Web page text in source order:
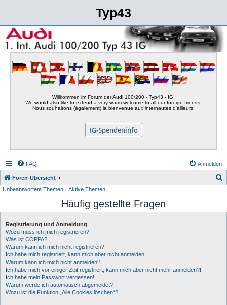
Typ43
Willkommen im Forum der Audi 100/200 - Typ43 - IG!
We would also like to extend a very warm welcome to all our foreign friends!
Nous souhaitons (également) la bienvenue aux internautes d'ailleurs.
IG-Spendeninfo
FAQ Anmelden
Foren-Übersicht
h
Unbeantwortete Themen Aktive Themen
Häufig gestellte Fragen
Registrierung und Anmeldung
Wozu muss ich mich registrieren?
Was ist COPPA?
Warum kann ich mich nicht registrieren?
Ich habe mich registriert, kann mich aber nicht anmelden!
Warum kann ich mich nicht anmelden?
Ich habe mich vor einiger Zeit registriert, kann mich aber nicht mehr anmelden?!
Ich habe mein Passwort vergessen!
Warum werde ich automatisch abgemeldet?
Wozu ist die Funktion „Alle Cookies löschen“?